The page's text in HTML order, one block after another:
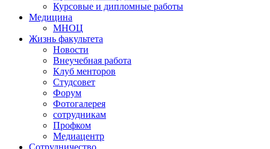
Курсовые и дипломные работы
Медицина
МНОЦ
Жизнь факультета
Новости
Внеучебная работа
Клуб менторов
Студсовет
Форум
Фотогалерея
сотрудникам
Профком
Медиацентр
Сотрудничество